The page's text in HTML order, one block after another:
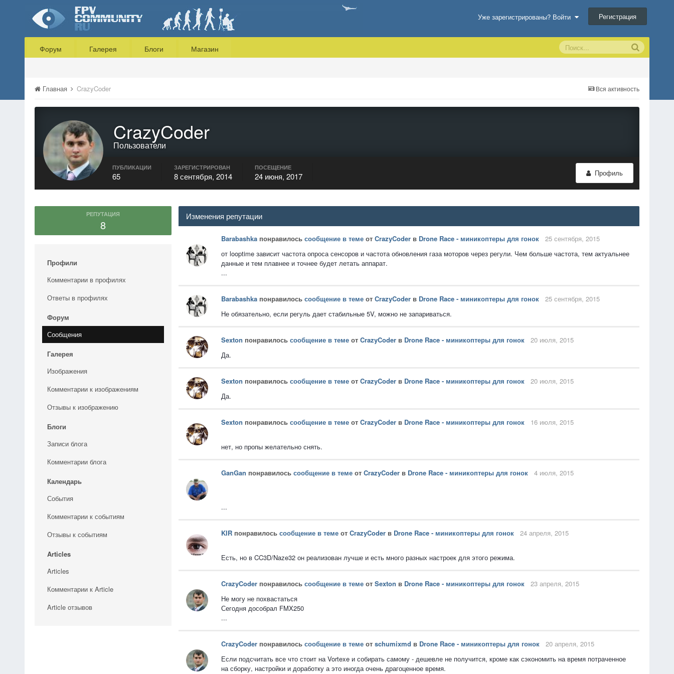
Уже зарегистрированы? Войти Регистрация
Форум Галерея Блоги Магазин
Вся активность
Главная CrazyCoder
CrazyCoder
Пользователи
Профиль
ПУБЛИКАЦИИ
65
ЗАРЕГИСТРИРОВАН
8 сентября, 2014
ПОСЕЩЕНИЕ
24 июня, 2017
РЕПУТАЦИЯ
8
Профили
Комментарии в профилях
Ответы в профилях
Форум
Сообщения
Галерея
Изображения
Комментарии к изображениям
Отзывы к изображению
Блоги
Записи блога
Комментарии блога
Календарь
События
Комментарии к событиям
Отзывы к событиям
Articles
Articles
Комментарии к Article
Article отзывов
Изменения репутации
Barabashkaпонравилось сообщение в темеот CrazyCoderв Drone Race - миникоптеры для гонок
25 сентября, 2015
от looptime зависит частота опроса сенсоров и частота обновления газа моторов через регули. Чем больше частота, тем актуальнее
данные и тем плавнее и точнее будет летать аппарат.
...
Barabashkaпонравилось сообщение в темеот CrazyCoderв Drone Race - миникоптеры для гонок
25 сентября, 2015
Не обязательно, если регуль дает стабильные 5V, можно не запариваться.
Sexton понравилось сообщение в темеот CrazyCoderв Drone Race - миникоптеры для гонок
20 июля, 2015
Да.
Sexton понравилось сообщение в темеот CrazyCoderв Drone Race - миникоптеры для гонок
20 июля, 2015
Да.
Sexton понравилось сообщение в темеот CrazyCoderв Drone Race - миникоптеры для гонок 16 июля, 2015
нет, но пропы желательно снять.
GanGan понравилось сообщение в темеот CrazyCoderв Drone Race - миникоптеры для гонок 4 июля, 2015
...
KIRпонравилось сообщение в темеот CrazyCoderв Drone Race - миникоптеры для гонок 24 апреля, 2015
Есть, но в CC3D/Naze32 он реализован лучше и есть много разных настроек для этого режима.
CrazyCoderпонравилось сообщение в темеот Sexton в Drone Race - миникоптеры для гонок
23 апреля, 2015
Не могу не похвастаться
Сегодня дособрал FMX250
...
CrazyCoderпонравилось сообщение в темеот schumixmd в Drone Race - миникоптеры для гонок
20 апреля, 2015
Если подсчитать все что стоит на Vortexe и собирать самому - дешевле не получится, кроме как сэкономить на время потраченное
на сборку, настройки и доработку а это иногда очень драгоценное время.